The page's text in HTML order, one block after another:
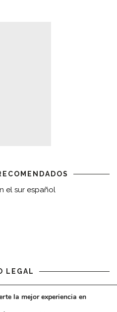
el sur español
LEGAL
la mejor experiencia en